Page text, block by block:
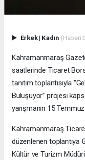
Erkek| Kadın (Haberi
Kahramanmaraş
saatlerinde Ticaret
tanıtım toplantısıyla
Buluşuyor” projesi
yarışmanın 15
Kahramanmaraş
düzenlenen toplantıya
Kültür ve Turizm